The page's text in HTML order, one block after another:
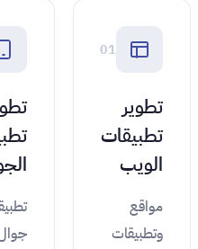
01
تطوير
تطبيقات
الويب
مواقع
وتطبيقات